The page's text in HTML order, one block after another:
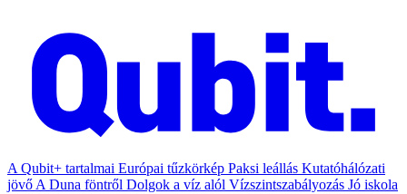
A Qubit+ tartalmai Európai tűzkörkép Paksi leállás Kutatóhálózati
jövő A Duna föntről Dolgok a víz alól Vízszintszabályozás Jó iskola